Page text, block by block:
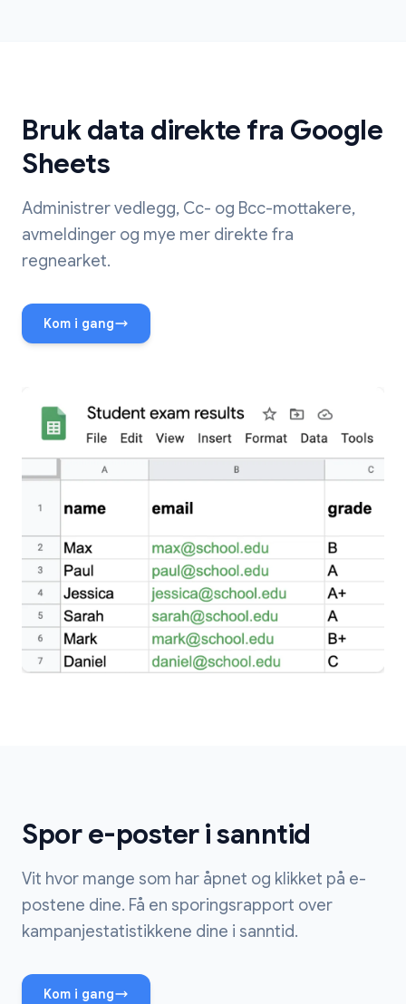
Bruk data direkte fra Google
Sheets
Administrer vedlegg, Cc- og Bcc-mottakere,
avmeldinger og mye mer direkte fra
regnearket.
Kom i gang
Spor e-poster i sanntid
Vit hvor mange som har åpnet og klikket på e-
postene dine. Få en sporingsrapport over
kampanjestatistikkene dine i sanntid.
Kom i gang